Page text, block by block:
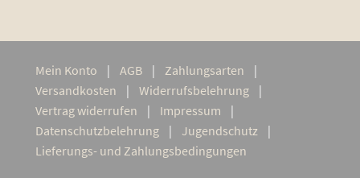
Mein Kon­to AGB
Zah­lungs­ar­ten
Ver­sand­kos­ten
Wider­rufs­be­leh­rung
Ver­trag widerrufen
Impres­sum
Daten­schutz­be­leh­rung
Jugend­schutz
Lie­­fe­rungs- und Zahlungsbedingungen